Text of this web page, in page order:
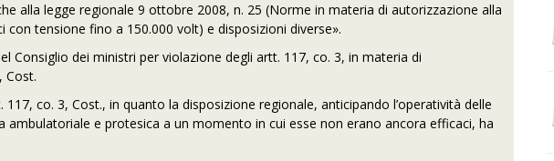
alla legge regionale 9 ottobre 2008, n. 25 (Norme in materia di autorizzazione alla
tensione fino a 150.000 volt) e disposizioni diverse».
Consiglio dei ministri per violazione degli artt. 117, co. 3, in materia di
Cost.
co. 3, Cost., in quanto la disposizione regionale, anticipando l’operatività delle
ambulatoriale e protesica a un momento in cui esse non erano ancora efficaci, ha